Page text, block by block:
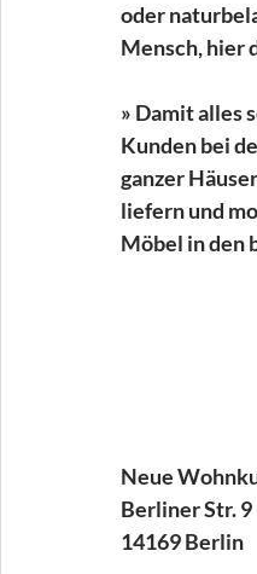
oder
Mensch, hier
» Damit alles
Kunden bei
ganzer
liefern und
Möbel in den
Neue
Berliner Str. 9
14169 Berlin